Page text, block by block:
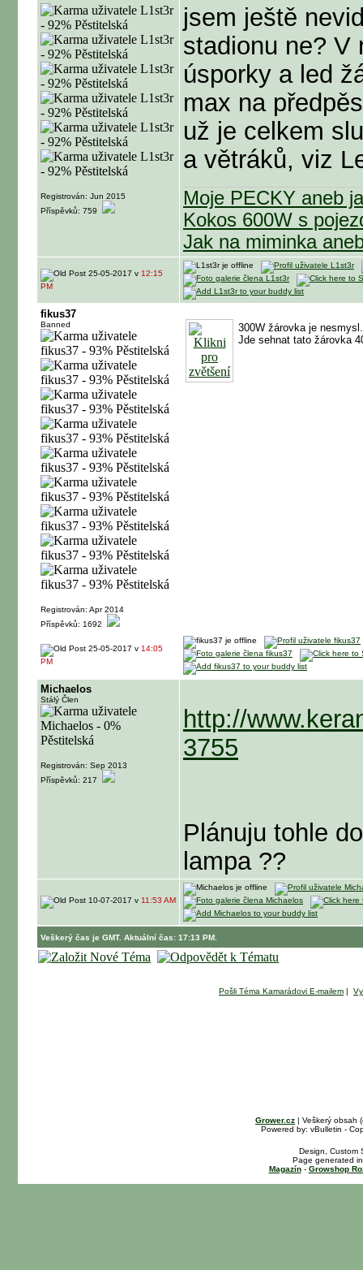
Registrován: Jun 2015
Příspěvků: 759
jsem ještě
stadionu ne? V
úsporky a led
max na
už je celkem
a větráků, viz
Moje PECKY aneb
Kokos 600W s
Jak na miminka
25-05-2017 v 12:15
PM
fikus37
Banned
Registrován: Apr 2014
Příspěvků: 1692
300W žárovka je nesmysl.
Jde sehnat tato žárovka
25-05-2017 v 14:05
PM
Michaelos
Stálý Člen
Registrován: Sep 2013
Příspěvků: 217
http://
3755
Plánuju tohle
lampa ??
10-07-2017 v 11:53 AM
Veškerý čas je GMT. Aktuální čas: 17:13 PM.
Pošli Téma Kamarádovi E-mailem |
Grower.cz | Veškerý obsah
Powered by: vBulletin -
Design, Custom
Page generated
Magazín- Growshop